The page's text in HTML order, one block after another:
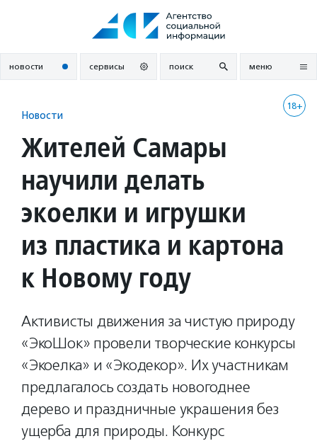
новости сервисы поиск меню
18+
Новости
Жителей Самары
научили делать
экоелки и игрушки
из пластика и картона
к Новому году
Активисты движения за чистую природу
«ЭкоШок» провели творческие конкурсы
«Экоелка» и «Экодекор». Их участникам
предлагалось создать новогоднее
дерево и праздничные украшения без
ущерба для природы. Конкурс